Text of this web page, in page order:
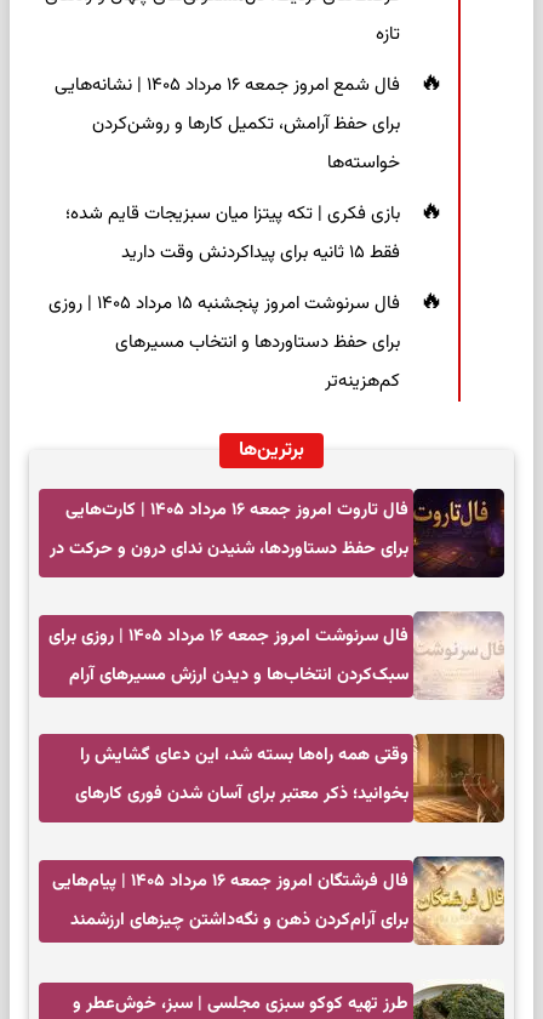
تازه
فال شمع امروز جمعه ۱۶ مرداد ۱۴۰۵ | نشانه‌هایی
برای حفظ آرامش، تکمیل کارها و روشن‌کردن
خواسته‌ها
بازی فکری | تکه پیتزا میان سبزیجات قایم شده؛
فقط ۱۵ ثانیه برای پیداکردنش وقت دارید
فال سرنوشت امروز پنجشنبه ۱۵ مرداد ۱۴۰۵ | روزی
برای حفظ دستاوردها و انتخاب مسیرهای
کم‌هزینه‌تر
برترین‌ها
فال تاروت امروز جمعه ۱۶ مرداد ۱۴۰۵ | کارت‌هایی
برای حفظ دستاوردها، شنیدن ندای درون و حرکت در
فال سرنوشت امروز جمعه ۱۶ مرداد ۱۴۰۵ | روزی برای
سبک‌کردن انتخاب‌ها و دیدن ارزش مسیرهای آرام
وقتی همه راه‌ها بسته شد، این دعای گشایش را
بخوانید؛ ذکر معتبر برای آسان شدن فوری کارهای
فال فرشتگان امروز جمعه ۱۶ مرداد ۱۴۰۵ | پیام‌هایی
برای آرام‌کردن ذهن و نگه‌داشتن چیزهای ارزشمند
طرز تهیه کوکو سبزی مجلسی | سبز، خوش‌عطر و